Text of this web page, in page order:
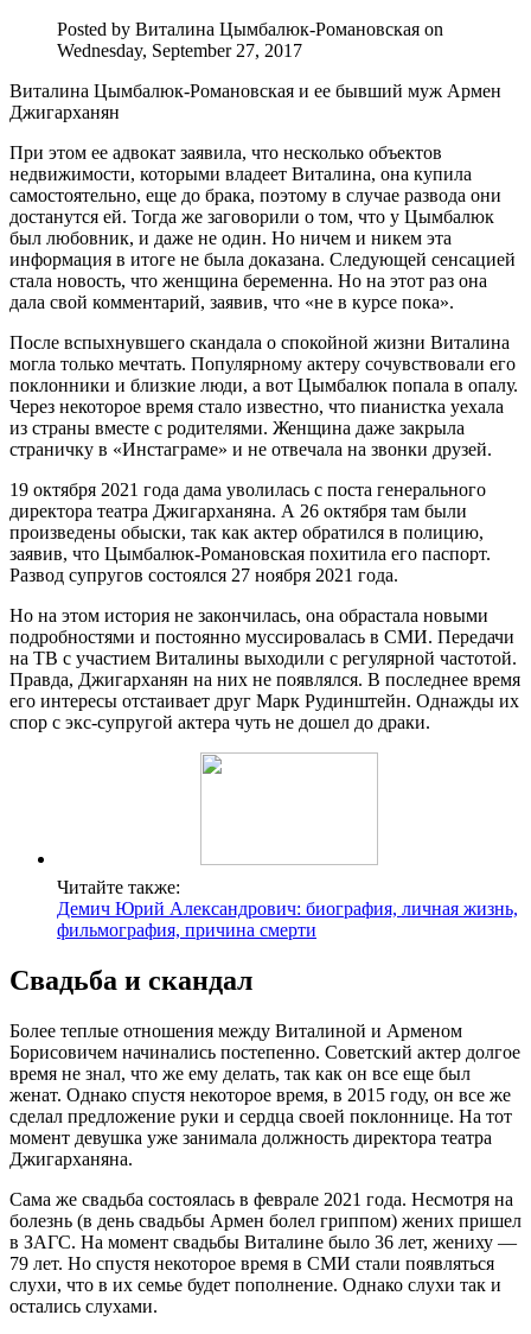
Posted by Виталина Цымбалюк-Романовская on
Wednesday, September 27, 2017
Виталина Цымбалюк-Романовская и ее бывший муж Армен
Джигарханян
При этом ее адвокат заявила, что несколько объектов
недвижимости, которыми владеет Виталина, она купила
самостоятельно, еще до брака, поэтому в случае развода они
достанутся ей. Тогда же заговорили о том, что у Цымбалюк
был любовник, и даже не один. Но ничем и никем эта
информация в итоге не была доказана. Следующей сенсацией
стала новость, что женщина беременна. Но на этот раз она
дала свой комментарий, заявив, что «не в курсе пока».
После вспыхнувшего скандала о спокойной жизни Виталина
могла только мечтать. Популярному актеру сочувствовали его
поклонники и близкие люди, а вот Цымбалюк попала в опалу.
Через некоторое время стало известно, что пианистка уехала
из страны вместе с родителями. Женщина даже закрыла
страничку в «Инстаграме» и не отвечала на звонки друзей.
19 октября 2021 года дама уволилась с поста генерального
директора театра Джигарханяна. А 26 октября там были
произведены обыски, так как актер обратился в полицию,
заявив, что Цымбалюк-Романовская похитила его паспорт.
Развод супругов состоялся 27 ноября 2021 года.
Но на этом история не закончилась, она обрастала новыми
подробностями и постоянно муссировалась в СМИ. Передачи
на ТВ с участием Виталины выходили с регулярной частотой.
Правда, Джигарханян на них не появлялся. В последнее время
его интересы отстаивает друг Марк Рудинштейн. Однажды их
спор с экс-супругой актера чуть не дошел до драки.
Читайте также:
Демич Юрий Александрович: биография, личная жизнь,
фильмография, причина смерти
Свадьба и скандал
Более теплые отношения между Виталиной и Арменом
Борисовичем начинались постепенно. Советский актер долгое
время не знал, что же ему делать, так как он все еще был
женат. Однако спустя некоторое время, в 2015 году, он все же
сделал предложение руки и сердца своей поклоннице. На тот
момент девушка уже занимала должность директора театра
Джигарханяна.
Сама же свадьба состоялась в феврале 2021 года. Несмотря на
болезнь (в день свадьбы Армен болел гриппом) жених пришел
в ЗАГС. На момент свадьбы Виталине было 36 лет, жениху —
79 лет. Но спустя некоторое время в СМИ стали появляться
слухи, что в их семье будет пополнение. Однако слухи так и
остались слухами.